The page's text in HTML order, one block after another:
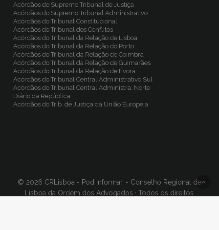
Acórdãos do Supremo Tribunal de Justiça
Acórdãos do Supremo Tribunal Administrativo
Acórdãos do Tribunal Constitucional
Acórdãos do Tribunal dos Conflitos
Acórdãos do Tribunal da Relação de Lisboa
Acórdãos do Tribunal da Relação do Porto
Acórdãos do Tribunal da Relação de Coimbra
Acórdãos do Tribunal da Relação de Guimarães
Acórdãos do Tribunal da Relação de Évora
Acórdãos do Tribunal Central Administrativo Sul
Acórdãos do Tribunal Central Administra. Norte
Diário da República
Acórdãos do Trib. de Justiça da União Europeia
© 2026 CRLisboa - Pod Informar. - Conselho Regional de
Lisboa da Ordem dos Advogados · Todos os direitos